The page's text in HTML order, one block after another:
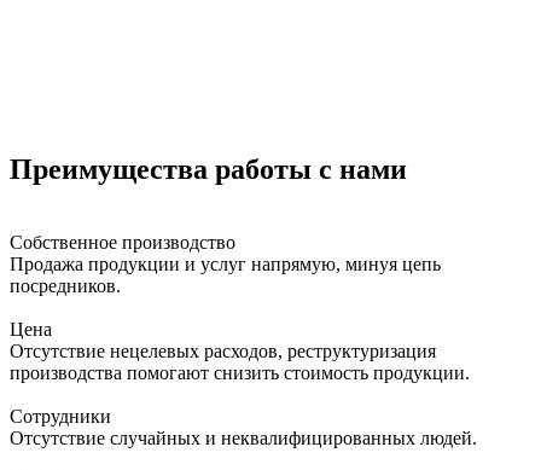
Преимущества работы с нами
Собственное производство
Продажа продукции и услуг напрямую, минуя цепь
посредников.
Цена
Отсутствие нецелевых расходов, реструктуризация
производства помогают снизить стоимость продукции.
Сотрудники
Отсутствие случайных и неквалифицированных людей.